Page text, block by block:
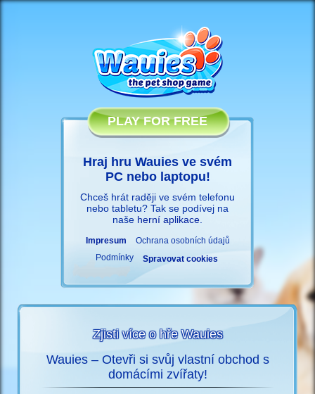
PLAY FOR FREE
Hraj hru Wauies ve svém
PC nebo laptopu!
Chceš hrát raději ve svém telefonu
nebo tabletu? Tak se podívej na
naše herní aplikace
Impresum
Ochrana osobních údajů
Podmínky
Spravovat cookies
Zjisti více o hře Wauies
Wauies – Otevři si svůj vlastní obchod s
domácími zvířaty!